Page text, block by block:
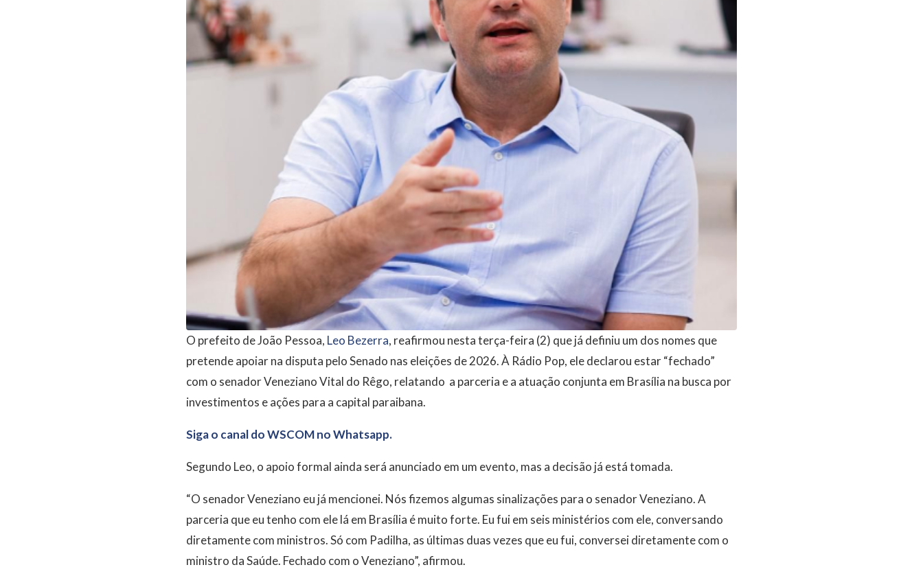
O prefeito de João Pessoa, Leo Bezerra, reafirmou nesta terça-feira (2) que já definiu um dos nomes que
pretende apoiar na disputa pelo Senado nas eleições de 2026. À Rádio Pop, ele declarou estar “fechado”
com o senador Veneziano Vital do Rêgo, relatando a parceria e a atuação conjunta em Brasília na busca por
investimentos e ações para a capital paraibana.
Siga o canal do WSCOM no Whatsapp.
Segundo Leo, o apoio formal ainda será anunciado em um evento, mas a decisão já está tomada.
“O senador Veneziano eu já mencionei. Nós fizemos algumas sinalizações para o senador Veneziano. A
parceria que eu tenho com ele lá em Brasília é muito forte. Eu fui em seis ministérios com ele, conversando
diretamente com ministros. Só com Padilha, as últimas duas vezes que eu fui, conversei diretamente com o
ministro da Saúde. Fechado com o Veneziano”, afirmou.